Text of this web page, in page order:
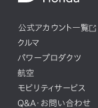
公式アカウント一覧
クルマ
パワープロダクツ
航空
モビリティサービス
Q&A・お問い合わせ